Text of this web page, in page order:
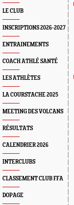
LE CLUB
INSCRIPTIONS 2026-2027
ENTRAINEMENTS
COACH ATHLÉ SANTÉ
LES ATHLÈTES
LA COURSTACHE 2025
MEETING DES VOLCANS
RÉSULTATS
CALENDRIER 2026
INTERCLUBS
CLASSEMENT CLUB FFA
DOPAGE